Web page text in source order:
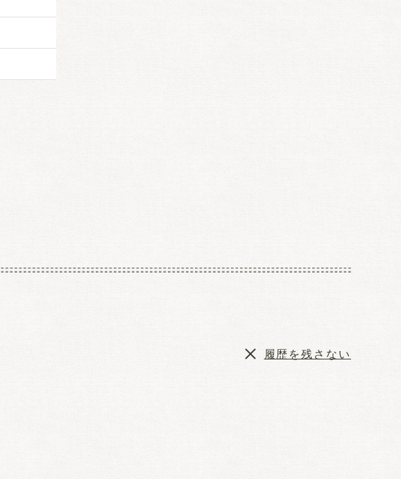
履歴を残さない